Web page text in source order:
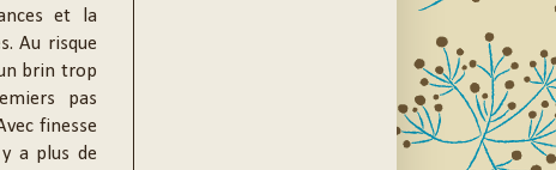
et la
Au risque
brin trop
pas
finesse
a plus de